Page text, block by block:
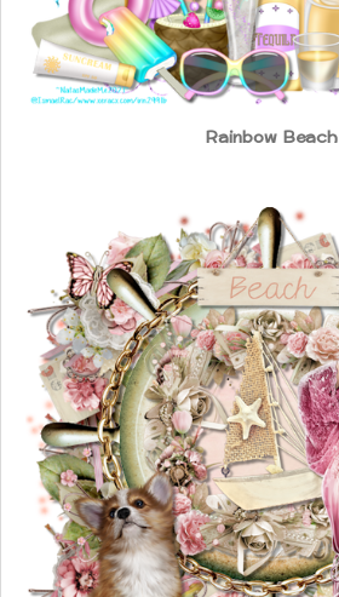
Rainbow Beach